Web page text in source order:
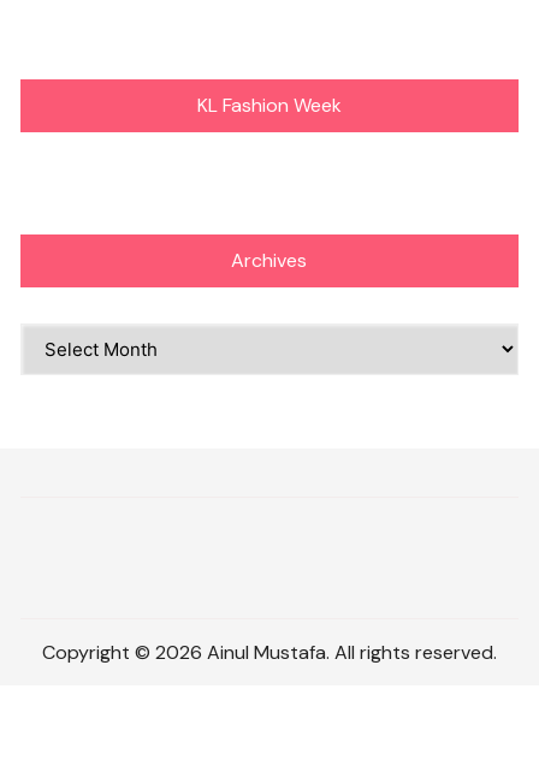
KL Fashion Week
Archives
Archives
Copyright © 2026 Ainul Mustafa. All rights reserved.